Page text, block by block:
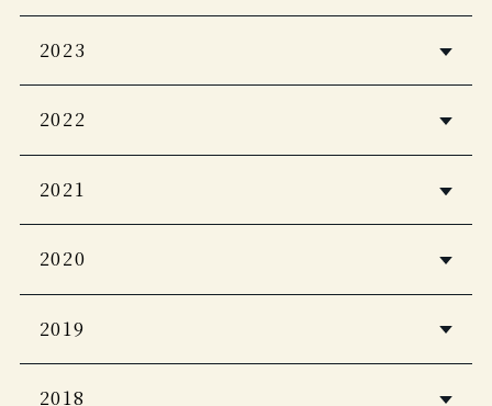
Discover Japan 2026年5月号
CREA Due 2026 冬号
2026」
旅行読売 2025年9月号
Japan Brand Collection2025
自由気ままに楽しむ極上ひとり温泉
一生に一度は泊まりたい！私のご褒美
宿
じゃらん 大人のちょっと贅沢な旅
2024-2025
2023
至極のお籠り宿 全国版
2024年2月号
婦人画報
PLATINUM RURUBU
vol.12
2022
CASA BRUTAS 【新装版】温泉 200
2022年12月号
PAVONE SUMMER/AUTUMN 2022
2021
ホテル旅館
じゃらん大人のちょっと贅沢な旅
ノジュール
2020
観光経済新聞
2019
ホテル旅館
2018